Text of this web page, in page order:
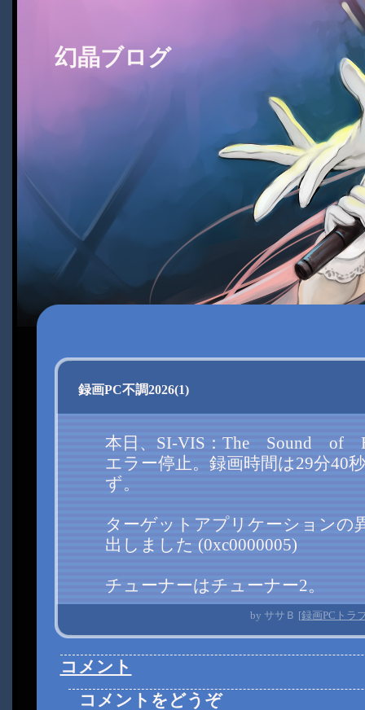
幻晶ブログ
録画PC不調2026(1)
本日、SI-VIS：The Sound of
エラー停止。録画時間は29分40
ず。
ターゲットアプリケーションの
出しました (0xc0000005)
チューナーはチューナー2。
by ササＢ [録画PCトラ
コメント
コメントをどうぞ